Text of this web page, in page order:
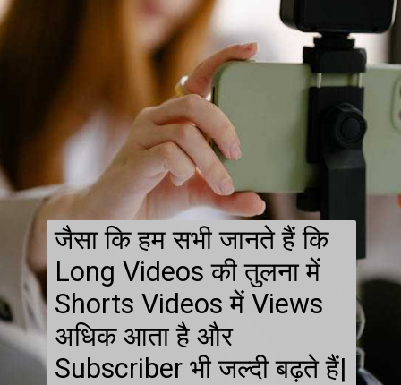
जैसा कि हम सभी जानते हैं कि
Long Videos की तुलना में
Shorts Videos में Views
अधिक आता है और
Subscriber भी जल्दी बढ़ते हैं|